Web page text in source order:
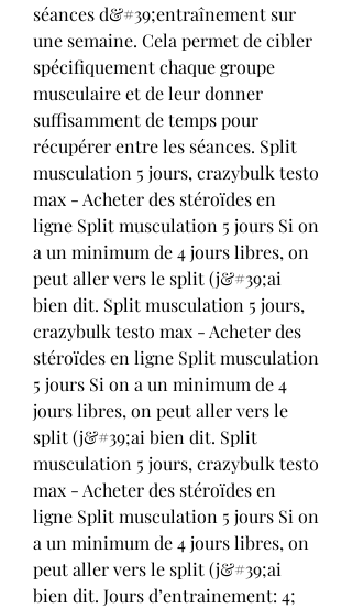
séances d&#39;entraînement sur
une semaine. Cela permet de cibler
spécifiquement chaque groupe
musculaire et de leur donner
suffisamment de temps pour
récupérer entre les séances. Split
musculation 5 jours, crazybulk testo
max - Acheter des stéroïdes en
ligne Split musculation 5 jours Si on
a un minimum de 4 jours libres, on
peut aller vers le split (j&#39;ai
bien dit. Split musculation 5 jours,
crazybulk testo max - Acheter des
stéroïdes en ligne Split musculation
5 jours Si on a un minimum de 4
jours libres, on peut aller vers le
split (j&#39;ai bien dit. Split
musculation 5 jours, crazybulk testo
max - Acheter des stéroïdes en
ligne Split musculation 5 jours Si on
a un minimum de 4 jours libres, on
peut aller vers le split (j&#39;ai
bien dit. Jours d’entrainement: 4;